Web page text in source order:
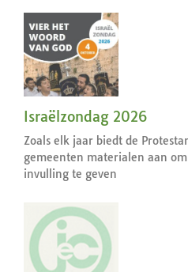
Israëlzondag 2026
Zoals elk jaar biedt de
gemeenten materialen aan
invulling te geven